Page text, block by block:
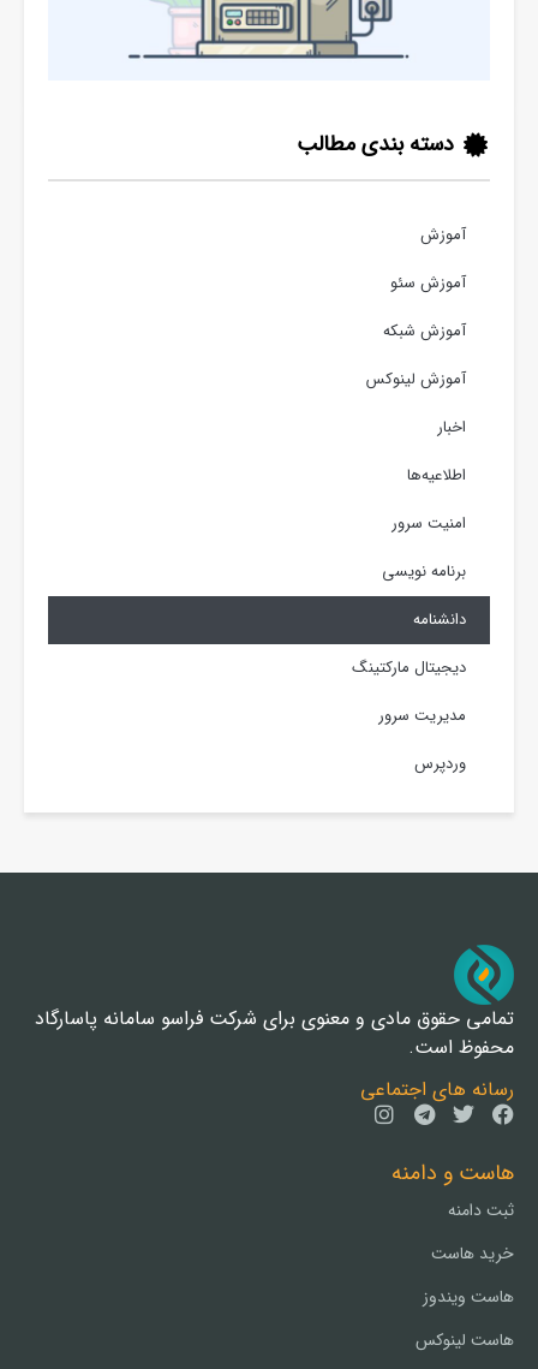
دسته بندی مطالب
آموزش
آموزش سئو
آموزش شبکه
آموزش لینوکس
اخبار
اطلاعیه‌ها
امنیت سرور
برنامه نویسی
دانشنامه
دیجیتال مارکتینگ
مدیریت سرور
وردپرس
تمامی حقوق مادی و معنوی برای شرکت فراسو سامانه پاسارگاد
محفوظ است.
رسانه های اجتماعی
هاست و دامنه
ثبت دامنه
خرید هاست
هاست ویندوز
هاست لینوکس